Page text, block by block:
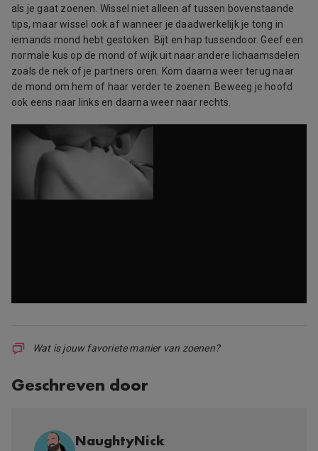
als je gaat zoenen. Wissel niet alleen af tussen bovenstaande
tips, maar wissel ook af wanneer je daadwerkelijk je tong in
iemands mond hebt gestoken. Bijt en hap tussendoor. Geef een
normale kus op de mond of wijk uit naar andere lichaamsdelen
zoals de nek of je partners oren. Kom daarna weer terug naar
de mond om hem of haar verder te zoenen. Beweeg je hoofd
ook eens naar links en daarna weer naar rechts.
Wat is jouw favoriete manier van zoenen?
Geschreven door
NaughtyNick